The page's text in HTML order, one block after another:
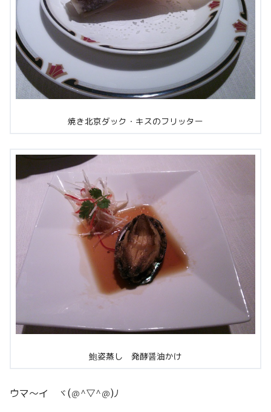
焼き北京ダック・キスのフリッター
鮑姿蒸し 発酵醤油かけ
ウマ～イ ヾ(＠^▽^＠)ﾉ